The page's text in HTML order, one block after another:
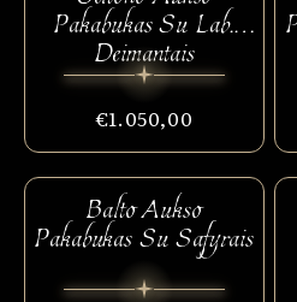
Pakabukas Su Lab.
Deimantais
€1.050,00
Balto Aukso
Pakabukas Su Safyrais